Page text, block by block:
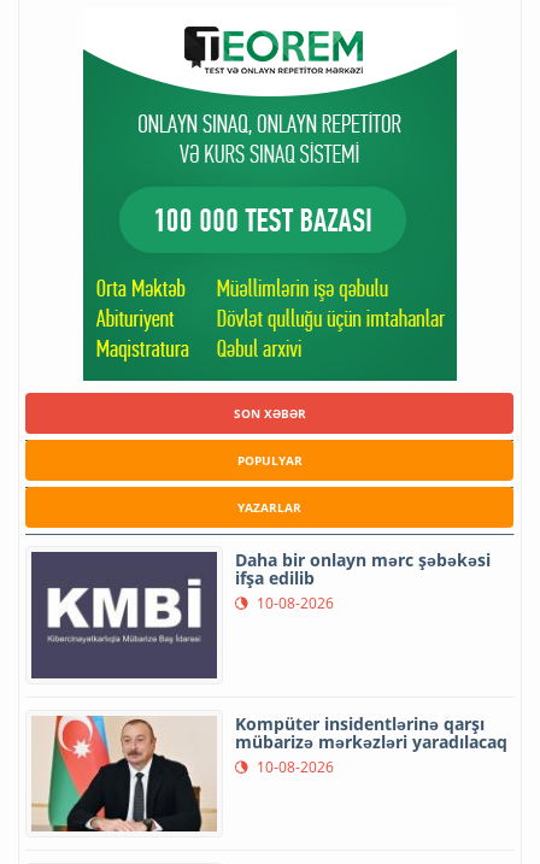
SON XƏBƏR
POPULYAR
YAZARLAR
Daha bir onlayn mərc şəbəkəsi
ifşa edilib
10-08-2026
Kompüter insidentlərinə qarşı
mübarizə mərkəzləri yaradılacaq
10-08-2026